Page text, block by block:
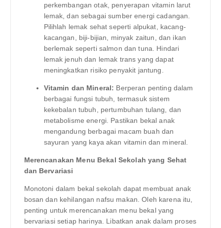
perkembangan otak, penyerapan vitamin larut
lemak, dan sebagai sumber energi cadangan.
Pilihlah lemak sehat seperti alpukat, kacang-
kacangan, biji-bijian, minyak zaitun, dan ikan
berlemak seperti salmon dan tuna. Hindari
lemak jenuh dan lemak trans yang dapat
meningkatkan risiko penyakit jantung.
Vitamin dan Mineral: Berperan penting dalam
berbagai fungsi tubuh, termasuk sistem
kekebalan tubuh, pertumbuhan tulang, dan
metabolisme energi. Pastikan bekal anak
mengandung berbagai macam buah dan
sayuran yang kaya akan vitamin dan mineral.
Merencanakan Menu Bekal Sekolah yang Sehat
dan Bervariasi
Monotoni dalam bekal sekolah dapat membuat anak
bosan dan kehilangan nafsu makan. Oleh karena itu,
penting untuk merencanakan menu bekal yang
bervariasi setiap harinya. Libatkan anak dalam proses